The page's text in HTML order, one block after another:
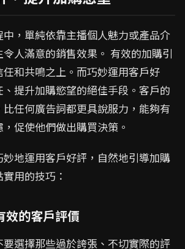
，單純依靠主播個人魅力或產品介
人滿意的銷售效果。 有效的加購引
和共鳴之上。而巧妙運用客戶好
提升加購慾望的絕佳手段。客戶的
任何廣告詞都更具說服力，能夠有
促使他們做出購買決策。
地運用客戶好評，自然地引導加購
用的技巧：
效的客戶評價
選擇那些過於誇張、不切實際的評